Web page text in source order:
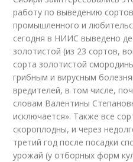
работу по выведению
промышленного и
сегодня в НИИС выведено
золотистой (из 23 сортов,
сорта золотистой
грибным и вирусным
вредителей, в том числе,
словам Валентины
исключается». Также все
скороплодны, и через
третий год после посадки
урожай (у отборных форм